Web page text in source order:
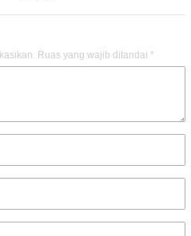
Ruas yang wajib ditandai *